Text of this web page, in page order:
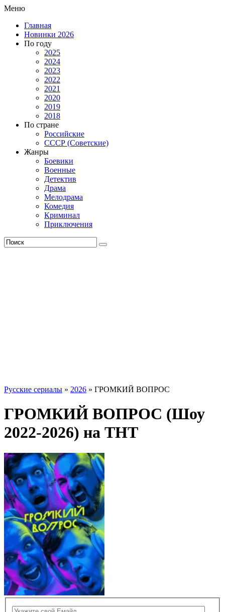
Меню
Главная
Новинки 2026
По году
2025
2024
2023
2022
2021
2020
2019
2018
По стране
Российские
СССР (Советские)
Жанры
Боевики
Военные
Детектив
Драма
Мелодрама
Комедия
Криминал
Приключения
Русские сериалы » 2026 » ГРОМКИЙ ВОПРОС
ГРОМКИЙ ВОПРОС (Шоу
2022-2026) на ТНТ